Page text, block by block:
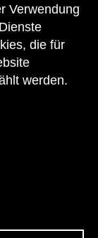
Verwendung
die für
werden.